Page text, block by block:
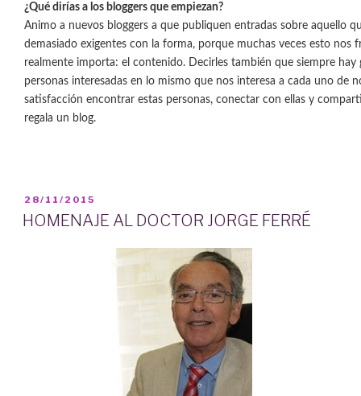
¿Qué dirías a los bloggers que empiezan?
Animo a nuevos bloggers a que publiquen entradas sobre aquello
demasiado exigentes con la forma, porque muchas veces esto nos
realmente importa: el contenido. Decirles también que siempre
personas interesadas en lo mismo que nos interesa a cada uno de
satisfacción encontrar estas personas, conectar con ellas y
regala un blog.
PUBLICADO
EL
28/11/2015
HOMENAJE AL DOCTOR JORGE FERRÉ